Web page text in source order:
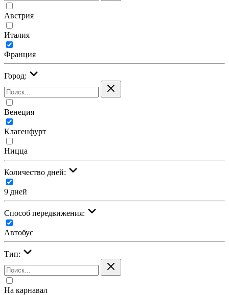
Австрия
Италия
Франция
Город:
Венеция
Клагенфурт
Ницца
Количество дней:
9 дней
Cпособ передвижения:
Автобус
Тип:
На карнавал